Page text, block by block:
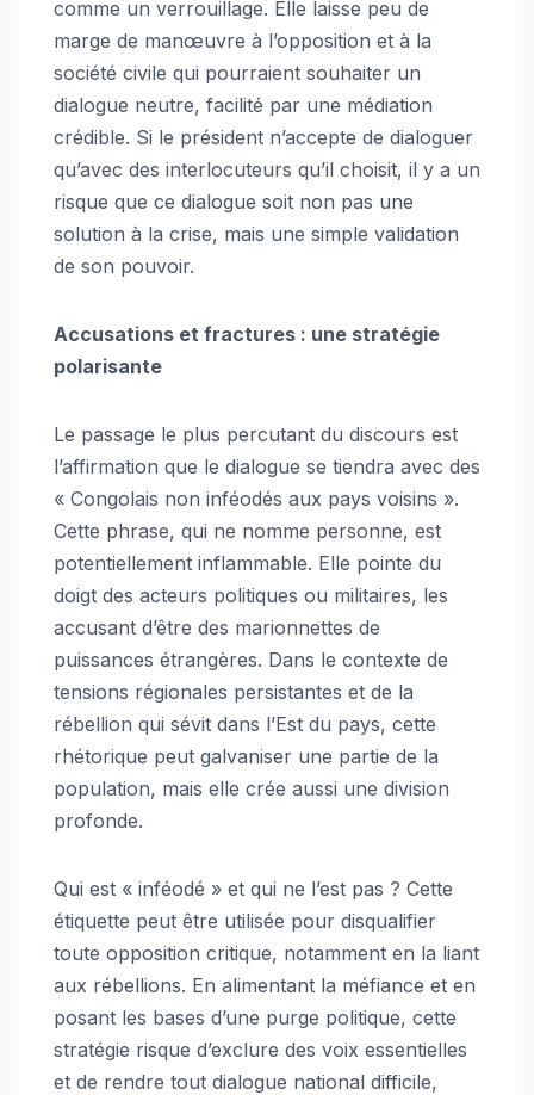
comme un verrouillage. Elle laisse peu de
marge de manœuvre à l’opposition et à la
société civile qui pourraient souhaiter un
dialogue neutre, facilité par une médiation
crédible. Si le président n’accepte de dialoguer
qu’avec des interlocuteurs qu’il choisit, il y a un
risque que ce dialogue soit non pas une
solution à la crise, mais une simple validation
de son pouvoir.
Accusations et fractures : une stratégie
polarisante
Le passage le plus percutant du discours est
l’affirmation que le dialogue se tiendra avec des
« Congolais non inféodés aux pays voisins ».
Cette phrase, qui ne nomme personne, est
potentiellement inflammable. Elle pointe du
doigt des acteurs politiques ou militaires, les
accusant d’être des marionnettes de
puissances étrangères. Dans le contexte de
tensions régionales persistantes et de la
rébellion qui sévit dans l’Est du pays, cette
rhétorique peut galvaniser une partie de la
population, mais elle crée aussi une division
profonde.
Qui est « inféodé » et qui ne l’est pas ? Cette
étiquette peut être utilisée pour disqualifier
toute opposition critique, notamment en la liant
aux rébellions. En alimentant la méfiance et en
posant les bases d’une purge politique, cette
stratégie risque d’exclure des voix essentielles
et de rendre tout dialogue national difficile,